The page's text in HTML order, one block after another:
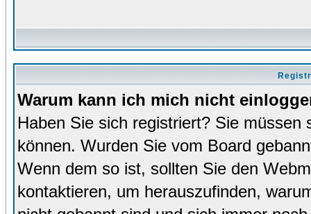
Warum kann ich mich nicht
Haben Sie sich registriert? Sie
können. Wurden Sie vom Board
Wenn dem so ist, sollten Sie den
kontaktieren, um herauszufinden,